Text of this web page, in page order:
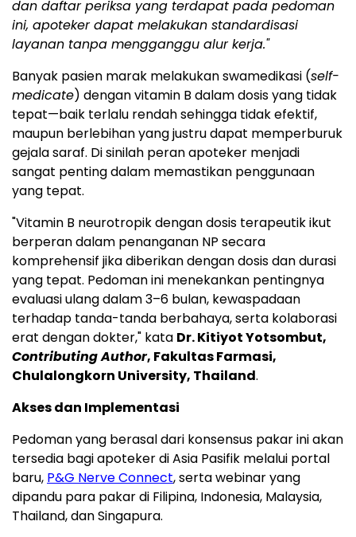
dan daftar periksa yang terdapat pada pedoman
ini, apoteker dapat melakukan standardisasi
layanan tanpa mengganggu alur kerja."
Banyak pasien marak melakukan swamedikasi (self-
medicate) dengan vitamin B dalam dosis yang tidak
tepat—baik terlalu rendah sehingga tidak efektif,
maupun berlebihan yang justru dapat memperburuk
gejala saraf. Di sinilah peran apoteker menjadi
sangat penting dalam memastikan penggunaan
yang tepat.
"Vitamin B neurotropik dengan dosis terapeutik ikut
berperan dalam penanganan NP secara
komprehensif jika diberikan dengan dosis dan durasi
yang tepat. Pedoman ini menekankan pentingnya
evaluasi ulang dalam 3–6 bulan, kewaspadaan
terhadap tanda-tanda berbahaya, serta kolaborasi
erat dengan dokter," kata Dr. Kitiyot Yotsombut,
Contributing Author, Fakultas Farmasi,
Chulalongkorn University, Thailand.
Akses dan Implementasi
Pedoman yang berasal dari konsensus pakar ini akan
tersedia bagi apoteker di Asia Pasifik melalui portal
baru, P&G Nerve Connect, serta webinar yang
dipandu para pakar di Filipina, Indonesia, Malaysia,
Thailand, dan Singapura.